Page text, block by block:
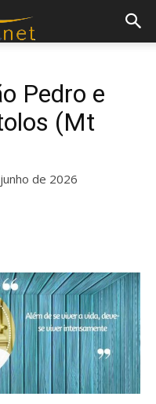
Pedro e
(Mt
de 2026